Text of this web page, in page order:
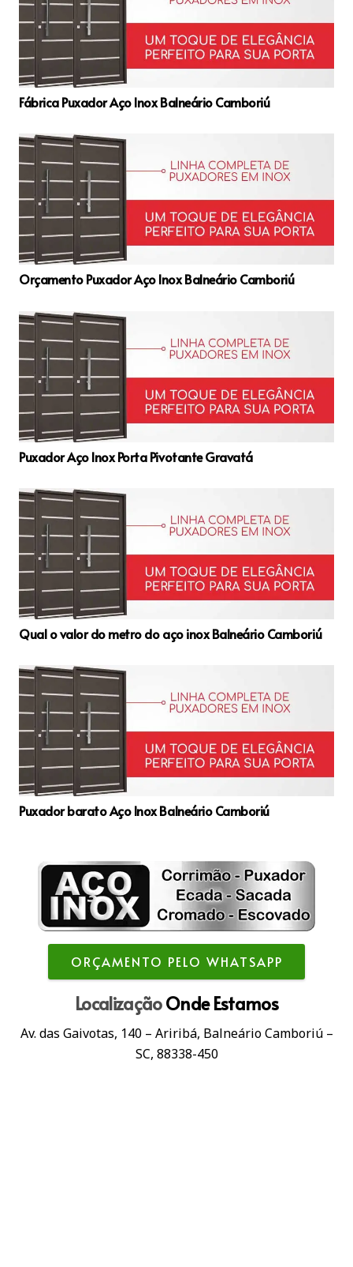
Fábrica Puxador Aço Inox Balneário Camboriú
Orçamento Puxador Aço Inox Balneário Camboriú
Puxador Aço Inox Porta Pivotante Gravatá
Qual o valor do metro do aço inox Balneário Camboriú
Puxador barato Aço Inox Balneário Camboriú
ORÇAMENTO PELO WHATSAPP
LocalizaçãoOnde Estamos
Av. das Gaivotas, 140 – Ariribá, Balneário Camboriú –
SC, 88338-450